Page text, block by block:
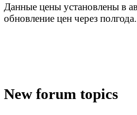
Данные цены установлены в
обновление цен через полгода.
New forum topics